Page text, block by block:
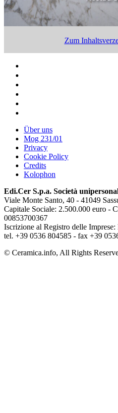
Zum
Über uns
Mog 231/01
Privacy
Cookie Policy
Credits
Kolophon
Edi.Cer S.p.a. Società
Viale Monte Santo, 40 - 41049
Capitale Sociale: 2.500.000 euro -
00853700367
Iscrizione al Registro delle
tel. +39 0536 804585 - fax +39
© Ceramica.info, All Rights